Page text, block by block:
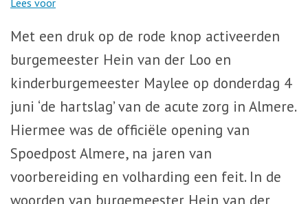
Lees voor
Met een druk op de rode knop activeerden
burgemeester Hein van der Loo en
kinderburgemeester Maylee op donderdag 4
juni ‘de hartslag’ van de acute zorg in Almere.
Hiermee was de officiële opening van
Spoedpost Almere, na jaren van
voorbereiding en volharding een feit. In de
woorden van burgemeester Hein van der